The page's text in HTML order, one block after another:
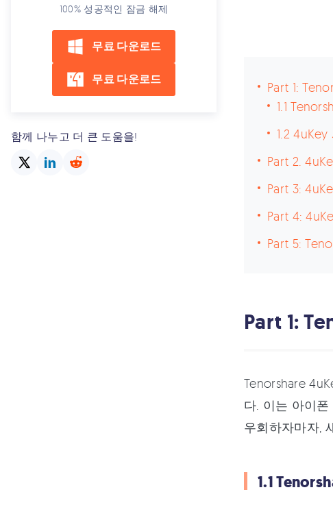
100% 성공적인 잠금 해제
무료 다운로드
무료 다운로드
함께 나누고 더 큰 도움을!
Part 1:
1.1
1.2
Part 2.
Part 3:
Part 4:
Part 5:
Part 1:
Tenorshare
다. 이는 아이
우회하자마자,
1.1